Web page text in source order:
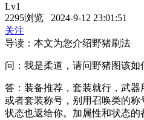
Lv1
2295浏览 2024-9-12 23:01:51
关注
导读：本文为您介绍野猪刷法
问：我是柔道，请问野猪图该如
答：装备推荐，套装就行，武器
或者套装称号，别用召唤类的
状态也返给你。加属性和状态